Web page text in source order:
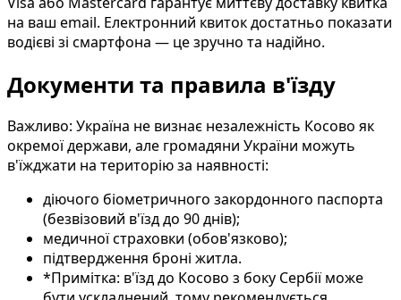
на ваш email. Електронний квиток достатньо показати
водієві зі смартфона — це зручно та надійно.
Документи та правила в'їзду
Важливо: Україна не визнає незалежність Косово як
окремої держави, але громадяни України можуть
в'їжджати на територію за наявності:
діючого біометричного закордонного паспорта
(безвізовий в'їзд до 90 днів);
медичної страховки (обов'язково);
підтвердження броні житла.
*Примітка: в'їзд до Косово з боку Сербії може